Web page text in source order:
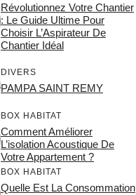
Révolutionnez Votre Chantier
: Le Guide Ultime Pour
Choisir L’Aspirateur De
Chantier Idéal
DIVERS
PAMPA SAINT REMY
BOX HABITAT
Comment Améliorer
L’isolation Acoustique De
Votre Appartement ?
BOX HABITAT
Quelle Est La Consommation